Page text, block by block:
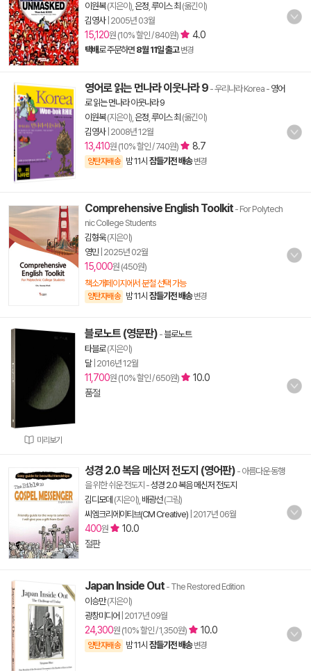
이원복(지은이), 은정 루이스 최 (옮긴이)
김영사| 2005년 03월
15,120원 (10% 할인 / 840원) 4.0
택배로 주문하면 8월 11일 출고 변경
영어로 읽는 먼나라 이웃나라 9 - 우리나라 Korea - 영어
로 읽는 먼나라 이웃나라 9
이원복(지은이), 은정 루이스 최 (옮긴이)
김영사| 2008년 12월
13,410원 (10% 할인 / 740원) 8.7
양탄자배송 밤 11시 잠들기전 배송 변경
Comprehensive English Toolkit - For Polytech
nic College Students
김형욱(지은이)
영민| 2025년 02월
15,000원 (450원)
책소개페이지에서 분철 선택 가능
양탄자배송 밤 11시 잠들기전 배송 변경
미리보기
블로노트 (영문판) -블로노트
타블로(지은이)
달| 2016년 12월
11,700원 (10% 할인 / 650원)
10.0
품절
성경 2.0 복음 메신저 전도지 (영어판) - 아름다운 동행
을 위한 쉬운 전도지 -성경 2.0 복음 메신저 전도지
김디모데 (지은이), 배광선(그림)
씨엠크리에이티브(CM Creative) 2017년 06월
400원
10.0
절판
Japan Inside Out - The Restored Edition
이승만(지은이)
광창미디어 2017년 09월
24,300원 (10% 할인 / 1,350원) 10.0
양탄자배송 밤 11시 잠들기전 배송 변경